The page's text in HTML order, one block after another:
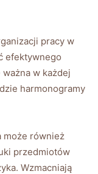
pracy w
efektywnego
w każdej
harmonogramy
może również
przedmiotów
Wzmacniają